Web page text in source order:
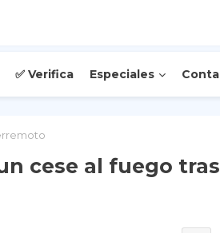
✅ Verifica Especiales
cese al fuego tras